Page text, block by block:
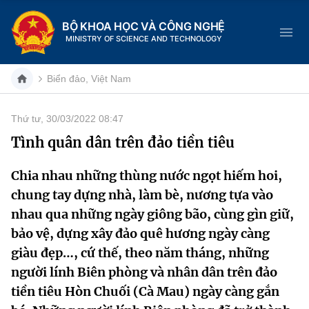
BỘ KHOA HỌC VÀ CÔNG NGHỆ
MINISTRY OF SCIENCE AND TECHNOLOGY
Danh mục
Giới thiệu
Chức năng nhiệm vụ
Cơ cấu tổ chức
Lịch sử phát triển
Tin tức sự kiện
Khoa học và Công nghệ
Đổi mới sáng tạo
Dịch vụ công
Hệ thống văn bản
Biển đảo, Việt Nam
Thứ tư, 30/03/2022 08:47
Tình quân dân trên đảo tiền tiêu
Chia nhau những thùng nước ngọt hiếm hoi,
chung tay dựng nhà, làm bè, nương tựa vào
nhau qua những ngày giông bão, cùng gìn giữ,
bảo vệ, dựng xây đảo quê hương ngày càng
giàu đẹp…, cứ thế, theo năm tháng, những
người lính Biên phòng và nhân dân trên đảo
tiền tiêu Hòn Chuối (Cà Mau) ngày càng gắn